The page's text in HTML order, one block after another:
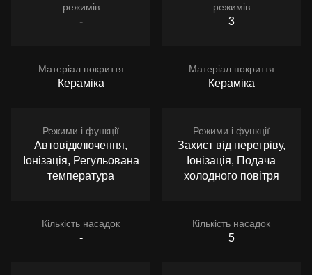
режимів
-
Матеріал покриття
Кераміка
Режими і функції
Автовідключення,
Іонізація, Регульована
температура
Кількість насадок
-
режимів
3
Матеріал покриття
Кераміка
Режими і функції
Захист від перегріву,
Іонізація, Подача
холодного повітря
Кількість насадок
5